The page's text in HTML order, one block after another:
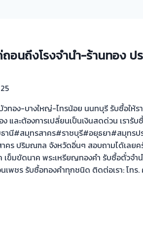
อนถึงโรงจำนำ-ร้านทอง ป
ทอง-บางใหญ่-ไทรน้อย นนทบุรี รับซื้อให้
ง และต้องการเปลี่ยนเป็นเงินสดด่วน เรา
#สมุทรสาคร#ราชบุรี#อยุธยา#สมุทรป
คร ปริมณฑล จังหวัดอิ่นๆ สอบถามได้เลย
ข็มขัดนาค พระเหรียญทองคำ รับซื้อตั๋วจำ
เพชร รับซื้อทองคำทุกชนิด ติดต่อเรา: โท